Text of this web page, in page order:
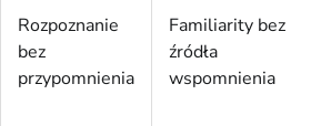
Rozpoznanie
bez
przypomnienia
Familiarity bez
źródła
wspomnienia